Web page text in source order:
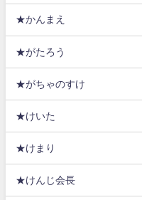
★かんまえ
★がたろう
★がちゃのすけ
★けいた
★けまり
★けんじ会長